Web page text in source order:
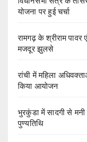
योजना पर हुई चर्चा
रामगढ़ के श्रीराम
मजदूर झुलसे
रांची में महिला
किया आयोजन
भुरकुंडा में सादगी से मनी
पुण्यतिथि